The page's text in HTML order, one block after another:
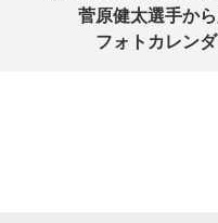
菅原健太選手から
フォトカレン